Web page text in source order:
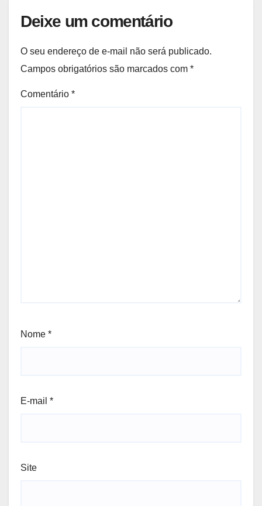
Deixe um comentário
O seu endereço de e-mail não será publicado.
Campos obrigatórios são marcados com *
Comentário *
Nome *
E-mail *
Site